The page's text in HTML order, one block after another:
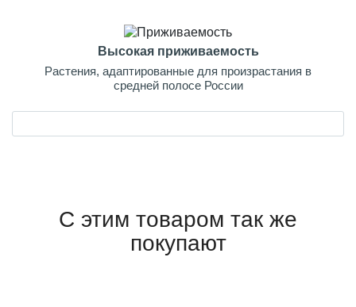
Высокая приживаемость
Растения, адаптированные для произрастания в
средней полосе России
С этим товаром так же
покупают